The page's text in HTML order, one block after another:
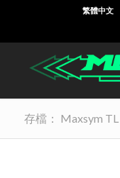
繁體中文
存檔： Maxsym TL